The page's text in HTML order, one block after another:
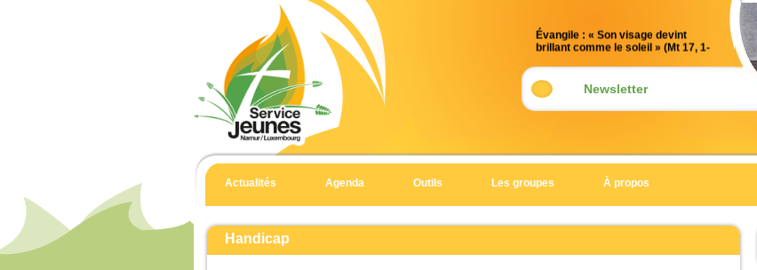
Évangile : « Son visage devint
brillant comme le soleil » (Mt 17, 1-
Acclamation : (Mt 17, 5)
en qui je trouve ma joie :
Alléluia.
Newsletter
Actualités Agenda Outils Les groupes À propos
Handicap